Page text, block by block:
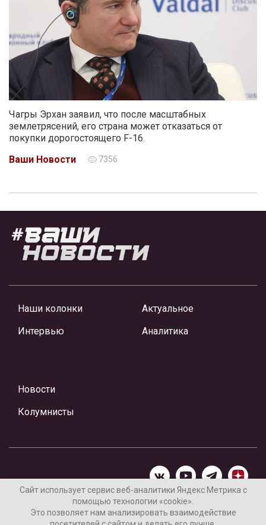
Чагры Эрхан заявил, что после масштабных
землетрясений, его страна может отказаться от
покупки дорогостоящего F-16.
Ваши Новости
7356
Наши колонки
Интервью
Актуальное
Аналитика
Новости
Колумнисты
Материалы предоставлены редакцией Интернет-газеты
«Ваши новости»
Сайт использует сервис веб-аналитики Яндекс Метрика с
помощью технологии «cookie».
Это позволяет нам анализировать взаимодействие